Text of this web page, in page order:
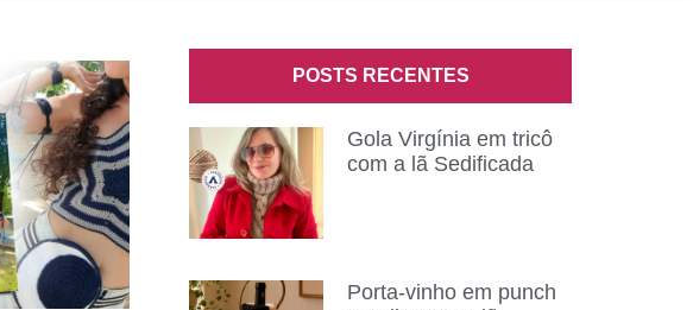
POSTS RECENTES
Gola Virgínia em tricô
com a lã Sedificada
Porta-vinho em punch